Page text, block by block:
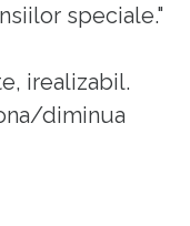
speciale."
irealizabil.
diminua
ale